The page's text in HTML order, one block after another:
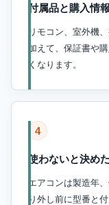
付属品と購入情
リモコン、室外機
加えて、保証書や
くなります。
4
使わないと決め
エアコンは製造年
り外し前に型番と